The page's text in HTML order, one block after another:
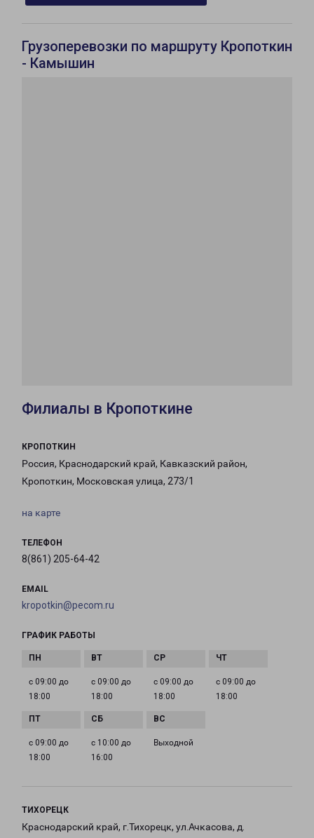
Грузоперевозки по маршруту Кропоткин
- Камышин
Филиалы в Кропоткине
КРОПОТКИН
Россия, Краснодарский край, Кавказский район,
Кропоткин, Московская улица, 273/1
на карте
ТЕЛЕФОН
8(861) 205-64-42
EMAIL
kropotkin@pecom.ru
ГРАФИК РАБОТЫ
с 09:00 до
18:00
с 09:00 до
18:00
с 09:00 до
18:00
с 09:00 до
18:00
с 09:00 до
18:00
с 10:00 до
16:00
Выходной
ТИХОРЕЦК
Краснодарский край, г.Тихорецк, ул.Ачкасова, д.